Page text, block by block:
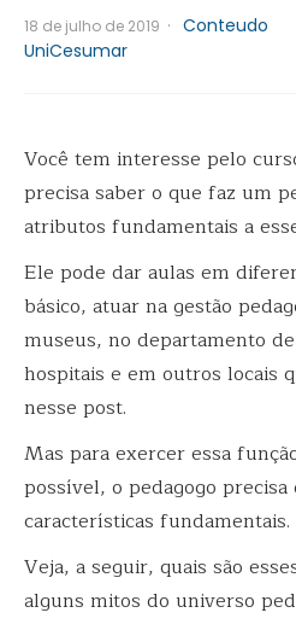
18 de julho de 2019 · Conteudo
UniCesumar
Você tem interesse pelo
precisa saber o que faz um
atributos fundamentais a
Ele pode dar aulas em
básico, atuar na gestão
museus, no departamento
hospitais e em outros locais
nesse post.
Mas para exercer essa
possível, o pedagogo
características fundamentais.
Veja, a seguir, quais são
alguns mitos do universo